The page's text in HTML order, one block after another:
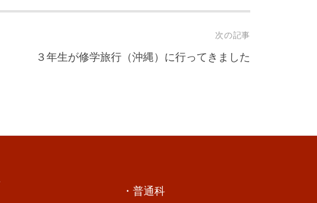
次の記事
３年生が修学旅行（沖縄）に行ってきました
・普通科